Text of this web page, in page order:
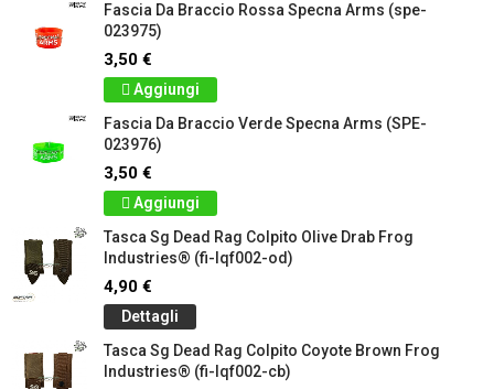
Fascia Da Braccio Rossa Specna Arms (spe-
023975)
3,50 €
Aggiungi
Fascia Da Braccio Verde Specna Arms (SPE-
023976)
3,50 €
Aggiungi
Tasca Sg Dead Rag Colpito Olive Drab Frog
Industries® (fi-lqf002-od)
4,90 €
Dettagli
Tasca Sg Dead Rag Colpito Coyote Brown Frog
Industries® (fi-lqf002-cb)